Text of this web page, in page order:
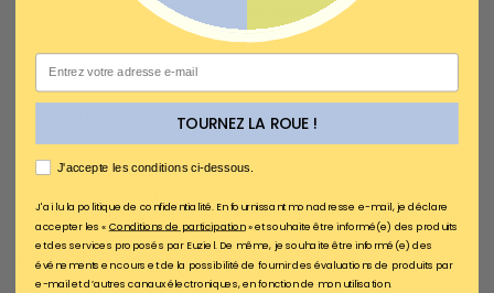
sur mesure disponible avant et après votre achat. Aménagez votre
entrée avec cet élégant portemanteau mural des maintenant !
Expédition et retour
TOURNEZ LA ROUE !
AGREEJ'accepte les conditions ci-dessous.
J'ai lu la politique de confidentialité. En fournissant mon adresse e-mail, je déclare
accepter les « Conditions de participation» et souhaite être informé(e) des produits
et des services proposés par Euziel. De même, je souhaite être informé(e) des
événements en cours et de la possibilité de fournir des évaluations de produits par
e-mail et d’autres canaux électroniques, en fonction de mon utilisation.